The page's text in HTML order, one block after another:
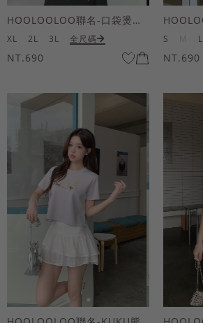
HOOLOOLOO聯名-口袋燙金KUKU熊短袖上衣
XL 2L 3L 全尺碼
NT.690
S L
NT.690